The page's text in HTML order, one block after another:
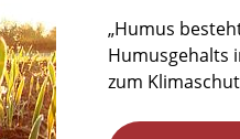
„Humus
Humusgehalts
zum